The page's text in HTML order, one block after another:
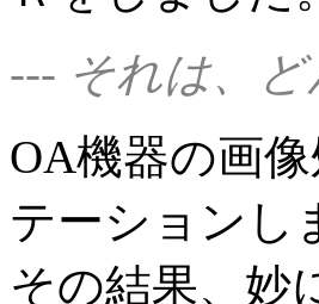
--- それは、
OA機器の画
テーションし
その結果、妙